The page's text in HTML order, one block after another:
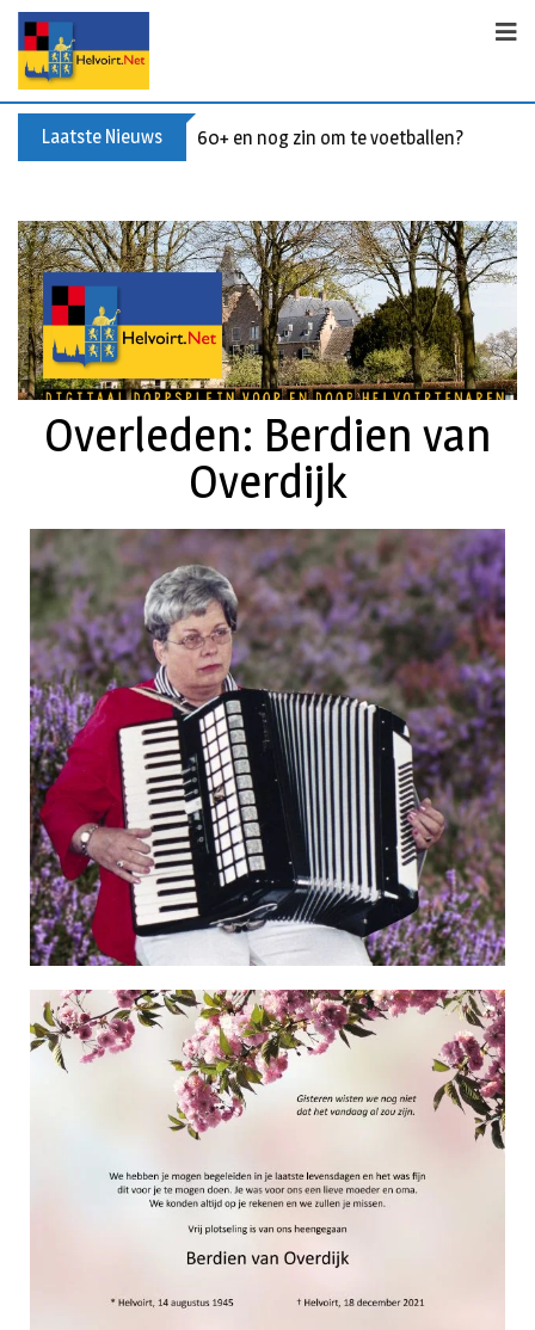
Laatste Nieuws 60+ en nog zin om te voetballen? Kom
Overleden: Berdien van
Overdijk